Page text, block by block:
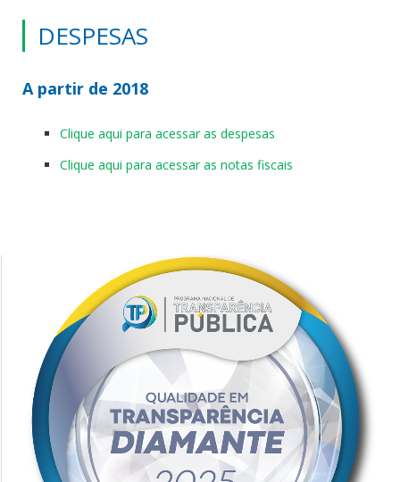
DESPESAS
A partir de 2018
Clique aqui para acessar as despesas
Clique aqui para acessar as notas fiscais